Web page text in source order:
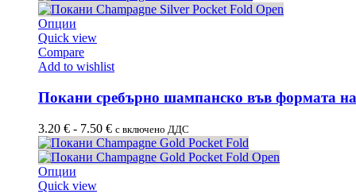
Опции
Quick view
Compare
Add to wishlist
Покани сребърно шампанско във формата
3.20 € - 7.50 € с включено ДДС
Опции
Quick view